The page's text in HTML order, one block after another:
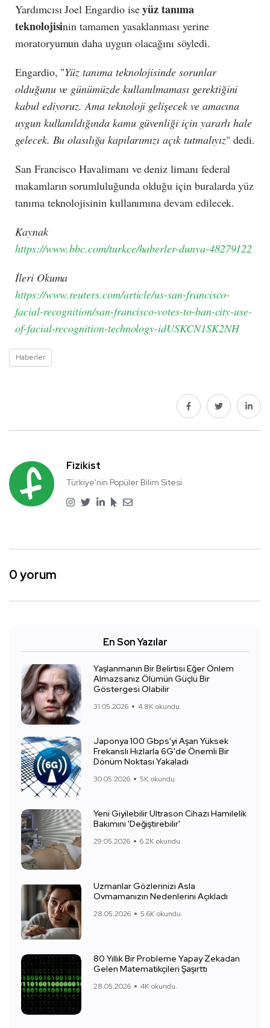
Yardımcısı Joel Engardio iseyüz tanıma
teknolojisinin tamamen yasaklanması yerine
moratoryumun daha uygun olacağını söyledi.
Engardio, "Yüz tanıma teknolojisinde sorunlar
olduğunu ve günümüzde kullanılmaması gerektiğini
kabul ediyoruz. Ama teknoloji gelişecek ve amacına
uygun kullanıldığında kamu güvenliği için yararlı hale
gelecek. Bu olasılığa kapılarımızı açık tutmalıyız" dedi.
San Francisco Havalimanı ve deniz limanı federal
makamların sorumluluğunda olduğu için buralarda yüz
tanıma teknolojisinin kullanımına devam edilecek.
Kaynak
https://www.bbc.com/turkce/haberler-dunya-48279122
İleri Okuma
https://www.reuters.com/article/us-san-francisco-
facial-recognition/san-francisco-votes-to-ban-city-use-
of-facial-recognition-technology-idUSKCN1SK2NH
Haberler
Fizikist
Türkiye'nin Popüler Bilim Sitesi
0 yorum
En Son Yazılar
Yaşlanmanın Bir Belirtisi Eğer Önlem
Almazsanız Ölümün Güçlü Bir
Göstergesi Olabilir
31.05.2026 4.8K okundu.
Japonya 100 Gbps'yi Aşan Yüksek
Frekanslı Hızlarla 6G'de Önemli Bir
Dönüm Noktası Yakaladı
30.05.2026 5K okundu.
Yeni Giyilebilir Ultrason Cihazı Hamilelik
Bakımını 'Değiştirebilir'
29.05.2026 6.2K okundu.
Uzmanlar Gözlerinizi Asla
Ovmamanızın Nedenlerini Açıkladı
28.05.2026 5.6K okundu.
80 Yıllık Bir Probleme Yapay Zekadan
Gelen Matematikçileri Şaşırttı
28.05.2026 4K okundu.